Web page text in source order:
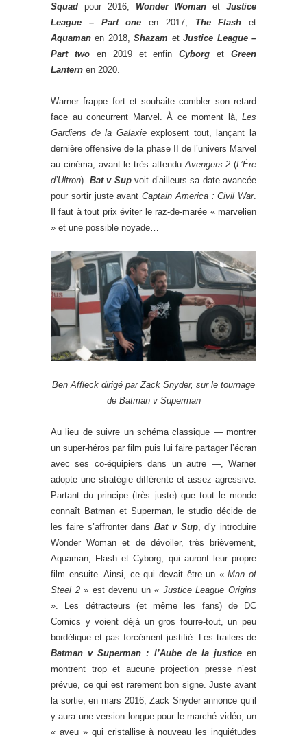
Squad pour 2016, Wonder Woman etJustice
League – Part one en 2017, The Flash et
Aquaman en 2018,Shazam etJustice League –
Part twoen 2019 et enfinCyborg et Green
Lantern en 2020.
Warner frappe fort et souhaite combler son retard
face au concurrent Marvel. À ce moment là, Les
Gardiens de la Galaxieexplosent tout, lançant la
dernière offensive de la phase II de l’univers Marvel
au cinéma, avant le très attendu Avengers 2 (L’Ère
d’Ultron). Bat v Supvoit d’ailleurs sa date avancée
pour sortir juste avant Captain America : Civil War.
Il faut à tout prix éviter le raz-de-marée « marvelien
» et une possible noyade…
Ben Affleck dirigé par Zack Snyder, sur le tournage
de Batman v Superman
Au lieu de suivre un schéma classique — montrer
un super-héros par film puis lui faire partager l’écran
avec ses co-équipiers dans un autre —, Warner
adopte une stratégie différente et assez agressive.
Partant du principe (très juste) que tout le monde
connaît Batman et Superman, le studio décide de
les faire s’affronter dans Bat v Sup, d’y introduire
Wonder Woman et de dévoiler, très brièvement,
Aquaman, Flash et Cyborg, qui auront leur propre
film ensuite. Ainsi, ce qui devait être un «Man of
Steel 2» est devenu un « Justice League Origins
». Les détracteurs (et même les fans) de DC
Comics y voient déjà un gros fourre-tout, un peu
bordélique et pas forcément justifié. Les trailers de
Batman v Superman : l’Aube de la justiceen
montrent trop et aucune projection presse n’est
prévue, ce qui est rarement bon signe. Juste avant
la sortie, en mars 2016, Zack Snyder annonce qu’il
y aura une version longue pour le marché vidéo, un
« aveu » qui cristallise à nouveau les inquiétudes